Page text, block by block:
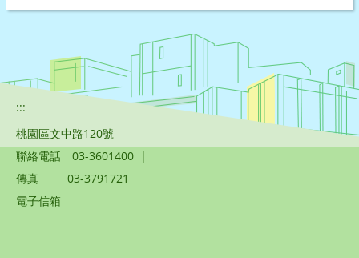
:::
桃園區文中路120號
聯絡電話
03-3601400 |
傳真
03-3791721
電子信箱